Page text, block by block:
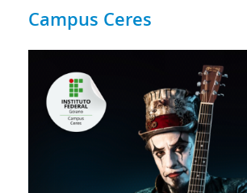
Campus Ceres